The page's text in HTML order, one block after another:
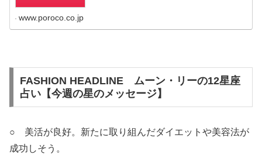
www.poroco.co.jp
FASHION HEADLINE ムーン・リーの12星座
占い【今週の星のメッセージ】
○ 美活が良好。新たに取り組んだダイエットや美容法が
成功しそう。